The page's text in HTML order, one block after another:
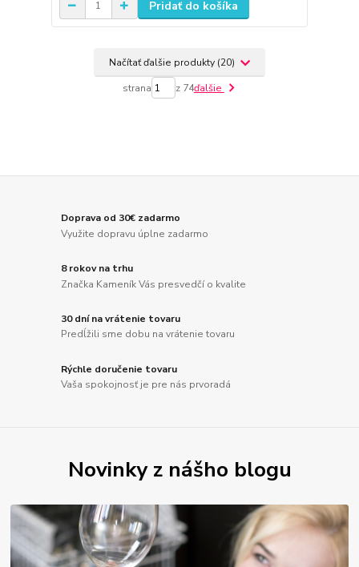
Pridať do košíka
Načítať ďalšie produkty (20)
strana z 74ďalšie
Doprava od 30€ zadarmo
Využite dopravu úplne zadarmo
8 rokov na trhu
Značka Kameník Vás presvedčí o kvalite
30 dní na vrátenie tovaru
Predĺžili sme dobu na vrátenie tovaru
Rýchle doručenie tovaru
Vaša spokojnosť je pre nás prvoradá
Novinky z nášho blogu